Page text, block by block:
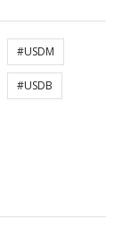
#USDM
#USDB